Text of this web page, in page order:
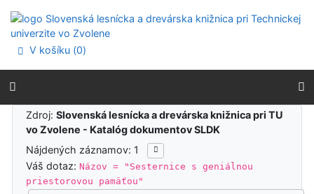
Prejsť na menu
Prehlásenie o webovej prístupnosti
V košíku (0)
Výsledky vyhľadávania
Zdroj:Slovenská lesnícka a drevárska knižnica pri TU
vo Zvolene - Katalóg dokumentov SLDK
Nájdených záznamov: 1
Váš dotaz:Názov = "Sesternice s geniálnou
priestorovou pamäťou"